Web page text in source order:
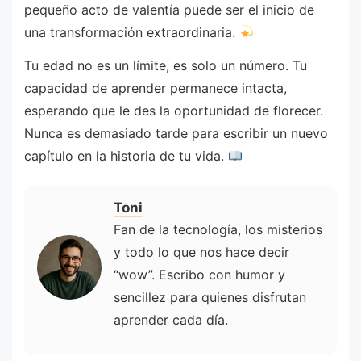
pequeño acto de valentía puede ser el inicio de
una transformación extraordinaria.
Tu edad no es un límite, es solo un número. Tu
capacidad de aprender permanece intacta,
esperando que le des la oportunidad de florecer.
Nunca es demasiado tarde para escribir un nuevo
capítulo en la historia de tu vida.
Toni
Fan de la tecnología, los misterios
y todo lo que nos hace decir
“wow”. Escribo con humor y
sencillez para quienes disfrutan
aprender cada día.